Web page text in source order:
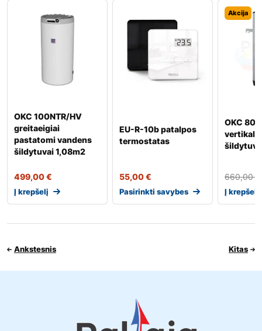
OKC 100NTR/HV
greitaeigiai
pastatomi vandens
šildytuvai 1,08m2
499,00€
Į krepšelį
EU-R-10b patalpos
termostatas
55,00€
Pasirinkti savybes
Akcija
OKC 80
660,00
Į krepšelį
Ankstesnis Kitas